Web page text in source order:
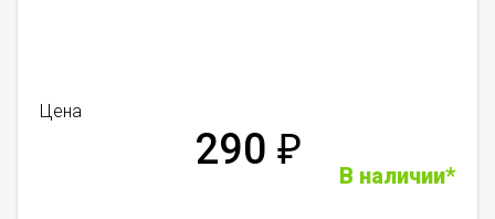
Цена
290 ₽
В наличии*